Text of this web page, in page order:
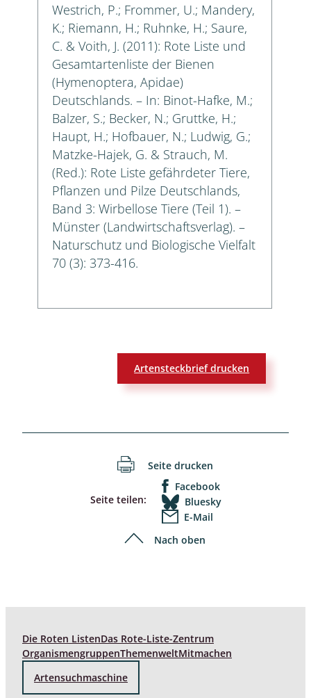
Westrich, P.; Frommer, U.; Mandery,
K.; Riemann, H.; Ruhnke, H.; Saure,
C. & Voith, J. (2011): Rote Liste und
Gesamtartenliste der Bienen
(Hymenoptera, Apidae)
Deutschlands. – In: Binot-Hafke, M.;
Balzer, S.; Becker, N.; Gruttke, H.;
Haupt, H.; Hofbauer, N.; Ludwig, G.;
Matzke-Hajek, G. & Strauch, M.
(Red.): Rote Liste gefährdeter Tiere,
Pflanzen und Pilze Deutschlands,
Band 3: Wirbellose Tiere (Teil 1). –
Münster (Landwirtschaftsverlag). –
Naturschutz und Biologische Vielfalt
70 (3): 373-416.
Artensteckbrief drucken
Seite drucken
Seite teilen:
Facebook
Bluesky
E-Mail
Nach oben
Die Roten ListenDas Rote-Liste-Zentrum
OrganismengruppenThemenweltMitmachen
Artensuchmaschine